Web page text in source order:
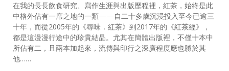
在我的長長飲食研究、寫作生涯與出版歷程裡，紅茶，始終是此
中格外佔有一席之地的一類——自二十多歲沉浸投入至今已逾三
十年，而從2005年的《尋味．紅茶》到2017年的《紅茶經》，
都是這漫漫行途中的珍貴結晶。尤其在簡體出版裡，不僅十本中
所佔有二，且兩本加起來，流傳與印行之深廣程度應也勝於其
他……